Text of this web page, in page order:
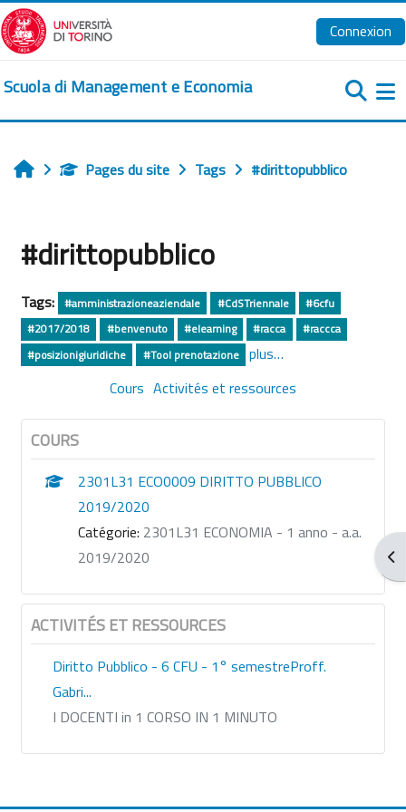
Passer au contenu principal
Connexion
Scuola di Management e Economia
AccueilPages du site Tags #dirittopubblico
#dirittopubblico
Tags: #amministrazioneaziendale #CdSTriennale
#6cfu
#2017/2018
#benvenuto #elearning #racca
#raccca
#posizionigiuridiche
#Tool prenotazione
plus…
Cours Activités et ressources
COURS
2301L31 ECO0009 DIRITTO PUBBLICO
2019/2020
Catégorie: 2301L31 ECONOMIA - 1 anno - a.a.
2019/2020
ACTIVITÉS ET RESSOURCES
Diritto Pubblico - 6 CFU - 1° semestreProff.
Gabri...
I DOCENTI in 1 CORSO IN 1 MINUTO